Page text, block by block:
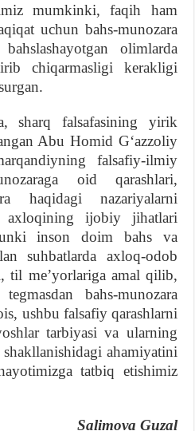
mumkinki, faqih ham
uchun bahs-munozara
olimlarda
chiqarmasligi kerakligi
sharq falsafasining yirik
Abu Homid G‘azzoliy
falsafiy-ilmiy
oid qarashlari,
haqidagi nazariyalarni
ijobiy jihatlari
inson doim bahs va
suhbatlarda axloq-odob
til me’yorlariga amal qilib,
bahs-munozara
ushbu falsafiy qarashlarni
tarbiyasi va ularning
ahamiyatini
tatbiq etishimiz
Salimova Guzal